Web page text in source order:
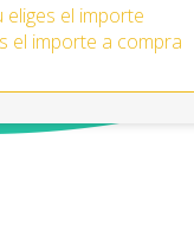
eliges el importe
el importe a compra